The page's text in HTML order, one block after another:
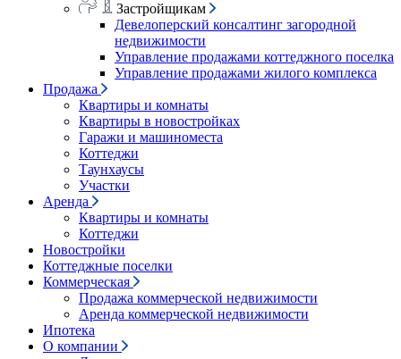
Застройщикам
Девелоперский консалтинг загородной
недвижимости
Управление продажами коттеджного поселка
Управление продажами жилого комплекса
Продажа
Квартиры и комнаты
Квартиры в новостройках
Гаражи и машиноместа
Коттеджи
Таунхаусы
Участки
Аренда
Квартиры и комнаты
Коттеджи
Новостройки
Коттеджные поселки
Коммерческая
Продажа коммерческой недвижимости
Аренда коммерческой недвижимости
Ипотека
О компании